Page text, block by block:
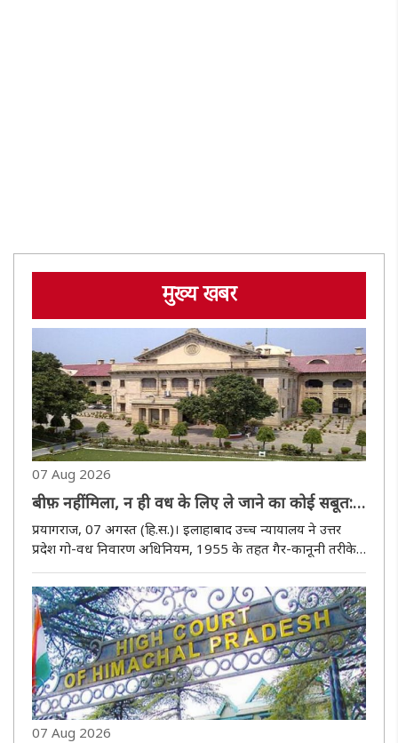
मुख्य खबर
07 Aug 2026
बीफ़ नहीं मिला, न ही वध के लिए ले जाने का कोई सबूत:
इलाहाबाद हाई कोर्ट ने गैर-कानूनी तरीके से गाड़ी ज़ब्त
करने पर दिया 4.75 लाख का मुआवज़ा देने का आदेश
प्रयागराज, 07 अगस्त (हि.स.)। इलाहाबाद उच्च न्यायालय ने उत्तर
प्रदेश गो-वध निवारण अधिनियम, 1955 के तहत गैर-कानूनी तरीके
से ज़ब्त की गई गाड़ी का ज़ब्ती आदेश रद्द कर दिया। न्यायालय ने पाया
कि अधिकारियों ने पूरी तरह से इस धारणा के आधार पर कार्रव..
07 Aug 2026